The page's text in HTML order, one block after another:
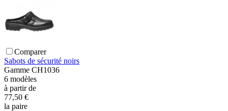
Comparer
Sabots de sécurité noirs
Gamme CH1036
6 modèles
à partir de
77,50 €
la paire